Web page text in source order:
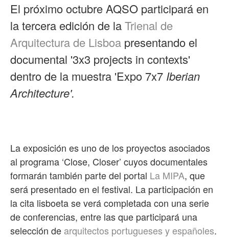
El próximo octubre AQSO participará en
la tercera edición de laTrienal de
Arquitectura de Lisboa presentando el
documental '3x3 projects in contexts'
dentro de la muestra 'Expo 7x7 Iberian
Architecture'.
La exposición es uno de los proyectos asociados
al programa ‘Close, Closer’ cuyos documentales
formarán también parte del portal La MIPA, que
será presentado en el festival. La participación en
la cita lisboeta se verá completada con una serie
de conferencias, entre las que participará una
selección de arquitectos portugueses y españoles.